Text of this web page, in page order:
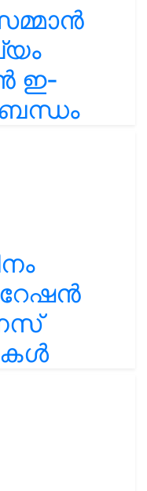
ഇ-